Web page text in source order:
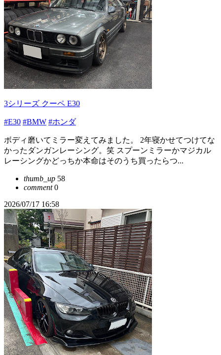
3シリーズ クーペ E30
#E30 #BMW #ホンダ
ボディ磨いてミラー変えてみました。 2年寝かせてつけてな
かったダンガンレーシング。笑 スプーンミラーかマジカル
レーシングかどっちか本命はそのうち買ったらつ...
thumb_up 58
comment0
2026/07/17 16:58